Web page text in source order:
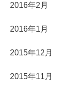
2016年2月
2016年1月
2015年12月
2015年11月